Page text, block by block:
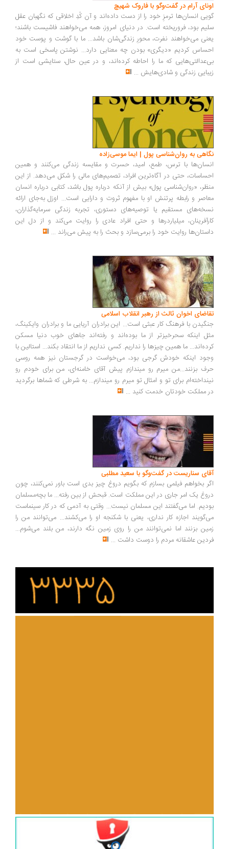
آرام در گفت‌وگو با فاروک شهیچ‭
انسان‌ها ترمزِ خود را از دست داده‌اند و آن کُدِ اخلاقی که نگهبان عقل
بود، فروریخته است. در دنیای امروز، همه می‌خواهند فاشیست باشند؛
می‌خواهند نفرت، محورِ زندگی‌شان باشد... ما با گوشت و پوست خود
کردیم «دیگری» بودن چه معنایی دارد... نوشتن پاسخی است به
که ما را احاطه کرده‌اند، و در عین حال، ستایشی است از
زندگی و شادی‌هایش...
به روان‌شناسی پول | ایما موسی‌زاده
با ترس، طمع، امید، حسرت و مقایسه زندگی می‌کنند و همین
حتی در آگاه‌ترین افراد، تصمیم‌های مالی را شکل می‌دهد. از این
«روان‌شناسی پول» بیش از آنکه درباره پول باشد، کتابی درباره انسان
و رابطه پرتنش او با مفهوم ثروت و دارایی است... اوزل به‌جای ارائه
مستقیم یا توصیه‌های دستوری، تجربه زندگی سرمایه‌گذاران،
میلیاردرها و حتی افراد عادی را روایت می‌کند و از دل این
روایت خود را برمی‌سازد و بحث را به پیش می‌راند ...
اخوان ثالث از رهبر انقلاب اسلامی
با فرهنگ کار عبثی است... این برادران آریایی ما و برادران وایکینگ،
اینکه سحرخیزتر از ما بوده‌اند و رفته‌اند جاهای خوب دنیا مسکن
ما همین چیزها را نداریم. کسی نداریم از ما انتقاد بکند... استالین با
اینکه خودش گرجی بود، می‌خواست در گرجستان نیز همه روسی
بزنند...من میرم رو میندازم پیش آقای خامنه‌ای، من برای خودم رو
برای تو و امثال تو میرم رو میندازم... به شرطی که شماها برگردید
مملکت خودتان خدمت کنید...
سناریست در گفت‌وگو با سعید مطلبی
بخواهم فیلمی بسازم که بگویم دروغ چیز بدی است باور نمی‌کنند، چون
یک امر جاری در این مملکت است. قبحش از بین رفته... ما بچه‌مسلمان
اما می‌گفتند این مسلمان نیست... وقتی به آدمی که در کار سینماست
اجازه کار نداری، یعنی با شکنجه او را می‌کشند... می‌توانند من را
بزنند اما نمی‌توانند من را روی زمین نگه دارند، من بلند می‌شوم...
عاشقانه مردم را دوست داشت ...